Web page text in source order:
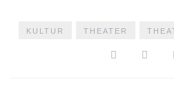
KULTUR THEATER